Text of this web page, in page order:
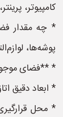
کامپیوتر،
* چه مقدار
پوشه‌ها،
* **فضای
* ابعاد دقیق
* محل